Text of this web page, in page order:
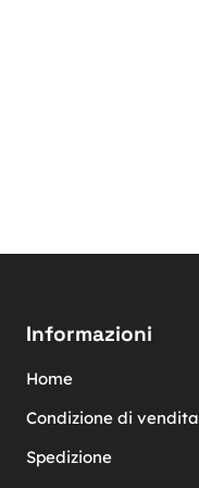
Informazioni
Home
Condizione di vendita
Spedizione